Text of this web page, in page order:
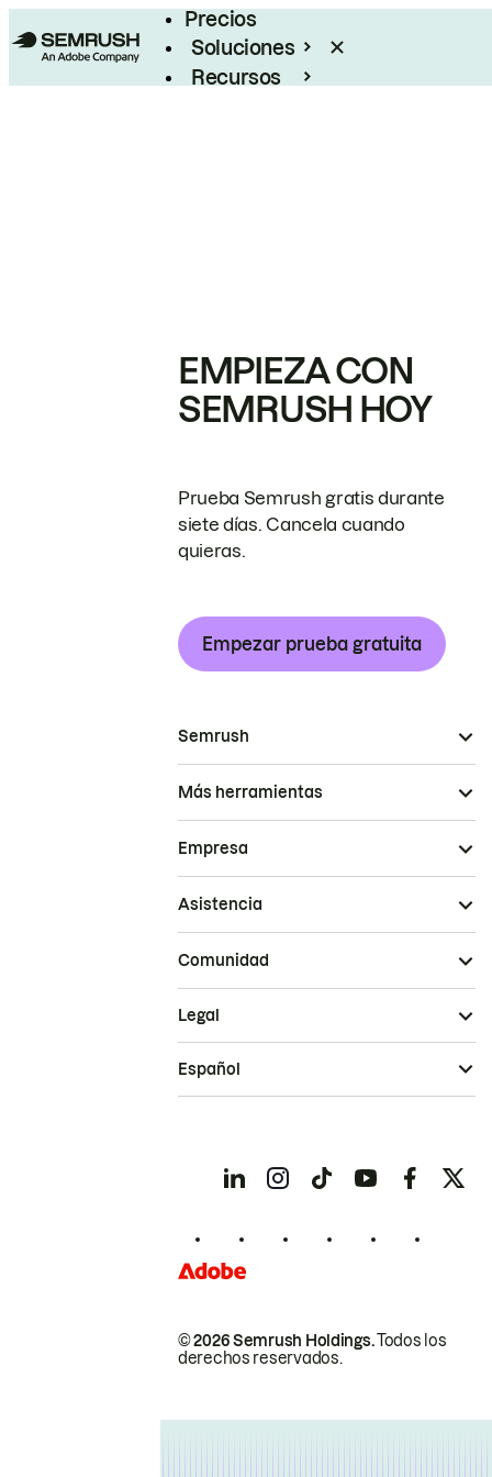
Precios
Soluciones
Recursos
EMPIEZA CON
SEMRUSH HOY
Prueba Semrush gratis durante
siete días. Cancela cuando
quieras.
Empezar prueba gratuita
Semrush
Más herramientas
Empresa
Asistencia
Comunidad
© 2026 Semrush Holdings.Todos los
derechos reservados.
Legal
Español